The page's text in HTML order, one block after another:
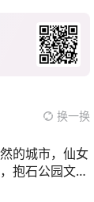
换一换
的城市，仙女
抱石公园文化